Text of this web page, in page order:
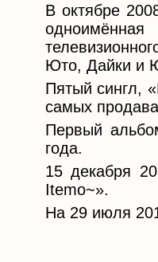
В октябре
одноимённая
Юто, Дайки и
Пятый сингл,
самых
Первый
года.
15 декабря
Itemo~».
На 29 июля